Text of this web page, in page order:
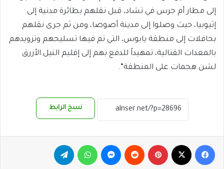
إلى مطار أم جرس في تشاد، قبل نقلهم بطائرة مدنية إلى
إثيوبيا، حيث وصلوا إلى مدينة أصوصا، ومن ثم جرى نقلهم
بحافلات إلى منطقة يابوس، التي تم فيها تسليحهم وتزويدهم
بالمعدات القتالية، تمهيداً للدفع بهم إلى إقليم النيل الأزرق
لشن هجمات على المنطقة”.
نسخ الرابط
فيسبوك بينتيريست ماسنجر واتساب